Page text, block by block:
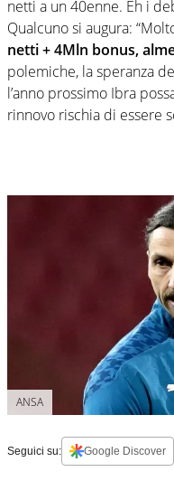
netti a un 40enne. Eh i
Qualcuno si augura:
netti + 4Mln bonus,
polemiche, la speranza
l’anno prossimo Ibra
rinnovo rischia di essere
ANSA
Seguici su: Google Discover